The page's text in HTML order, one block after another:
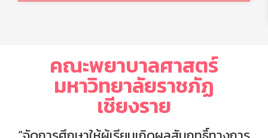
คณะพยาบาลศาสตร์
มหาวิทยาลัยราชภัฏ
เชียงราย